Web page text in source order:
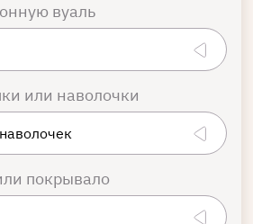
вуаль
или наволочки
покрывало